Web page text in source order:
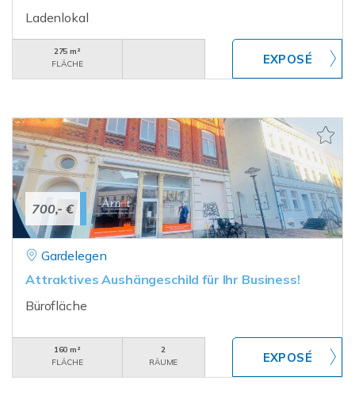
Ladenlokal
275 m²
FLÄCHE
700,- €
Gardelegen
Attraktives Aushängeschild für Ihr Business!
Bürofläche
160 m²
FLÄCHE
2
RÄUME